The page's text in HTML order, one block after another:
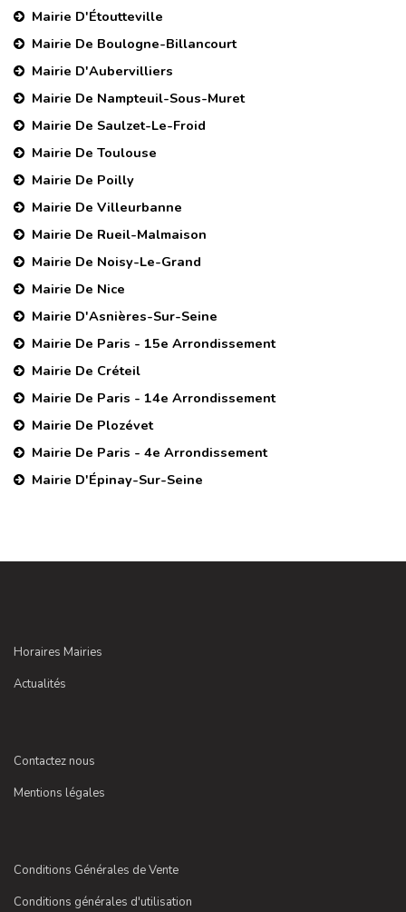
Mairie D'Étoutteville
Mairie De Boulogne-Billancourt
Mairie D'Aubervilliers
Mairie De Nampteuil-Sous-Muret
Mairie De Saulzet-Le-Froid
Mairie De Toulouse
Mairie De Poilly
Mairie De Villeurbanne
Mairie De Rueil-Malmaison
Mairie De Noisy-Le-Grand
Mairie De Nice
Mairie D'Asnières-Sur-Seine
Mairie De Paris - 15e Arrondissement
Mairie De Créteil
Mairie De Paris - 14e Arrondissement
Mairie De Plozévet
Mairie De Paris - 4e Arrondissement
Mairie D'Épinay-Sur-Seine
Horaires Mairies
Actualités
Contactez nous
Mentions légales
Conditions Générales de Vente
Conditions générales d'utilisation